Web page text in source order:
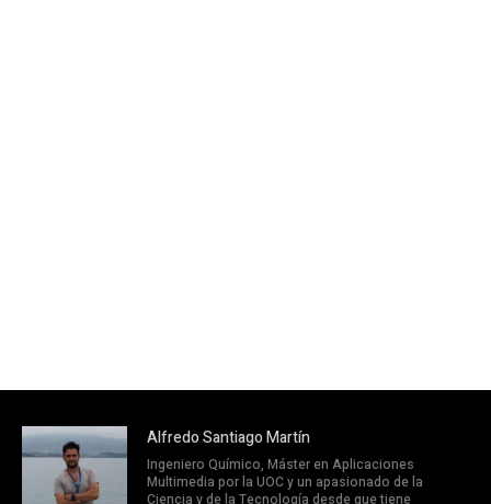
Alfredo Santiago Martín
Ingeniero Químico, Máster en Aplicaciones
Multimedia por la UOC y un apasionado de la
Ciencia y de la Tecnología desde que tiene